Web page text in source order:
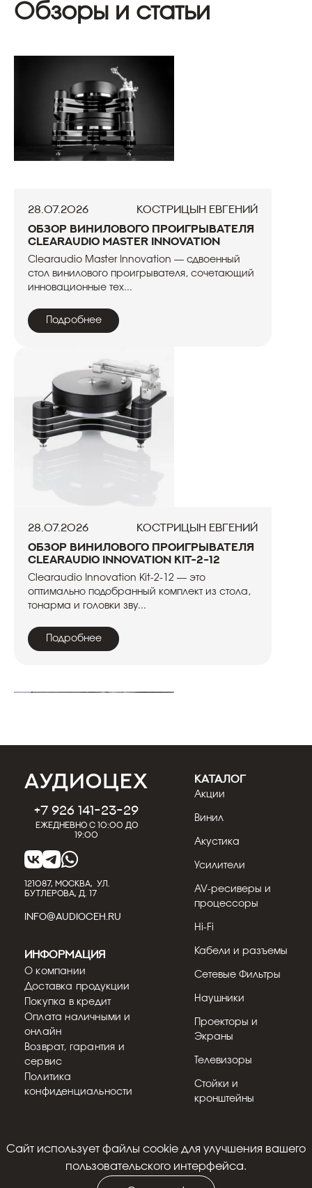
Обзоры и статьи
28.07.2026
Кострицын Евгений
Обзор винилового проигрывателя
Clearaudio Master Innovation
Clearaudio Master Innovation — сдвоенный
стол винилового проигрывателя, сочетающий
инновационные тех...
Подробнее
28.07.2026
Кострицын Евгений
Обзор винилового проигрывателя
Clearaudio Innovation Kit-2-12
Clearaudio Innovation Kit-2-12 — это
оптимально подобранный комплект из стола,
тонарма и головки зву...
Подробнее
Кострицын Евгений
Обзор винилового проигрывателя
Thorens TD-403DD дополняет линейку
проигрывателей с прямым приводом plug-
Подробнее
21.07.2026
Кострицын Евгений
Обзор винилового проигрывателя
+7 926 141-23-29
Ежедневно с 10:00 до
19:00
121087, МОСКВА, УЛ.
БУТЛЕРОВА, Д. 17
INFO@AUDIOCEH.RU
КАТАЛОГ
Акции
Винил
Акустика
Усилители
AV-ресиверы и
процессоры
Hi-Fi
Кабели и разъемы
Сетевые Фильтры
Наушники
Проекторы и
Экраны
Телевизоры
Стойки и
кронштейны
Информация
О компании
Доставка продукции
Покупка в кредит
Оплата наличными и
онлайн
Возврат, гарантия и
сервис
Политика
конфиденциальности
© 2018 - 2026
Cайт использует файлы cookie для улучшения вашего
пользовательского интерфейса.